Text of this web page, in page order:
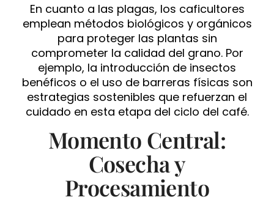
En cuanto a las plagas, los caficultores
emplean métodos biológicos y orgánicos
para proteger las plantas sin
comprometer la calidad del grano. Por
ejemplo, la introducción de insectos
benéficos o el uso de barreras físicas son
estrategias sostenibles que refuerzan el
cuidado en esta etapa del ciclo del café.
Momento Central:
Cosecha y
Procesamiento